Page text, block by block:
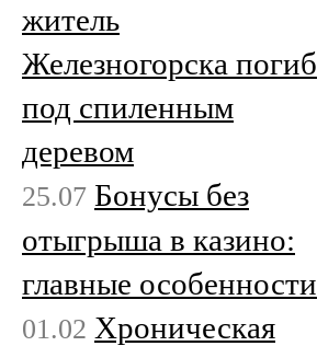
житель
Железногорска погиб
под спиленным
деревом
25.07 Бонусы без
отыгрыша в казино:
главные особенности
01.02 Хроническая